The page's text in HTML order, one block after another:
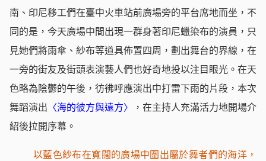
南、印尼移工們在臺中火車站前廣場旁的平台席地而坐，不
同的是，今天廣場中間出現一群身著印尼蠟染布的演員，只
見她們將雨傘、紗布等道具佈置四周，劃出舞台的界線，在
一旁的街友及街頭表演藝人們也好奇地投以注目眼光。在天
色略為陰鬱的午後，彷彿呼應演出中打雷下雨的片段，本次
舞蹈演出 〈海的彼方與遠方〉
，在主持人充滿活力地開場介
紹後拉開序幕。
以藍色紗布在寬闊的廣場中圍出屬於舞者們的海洋，